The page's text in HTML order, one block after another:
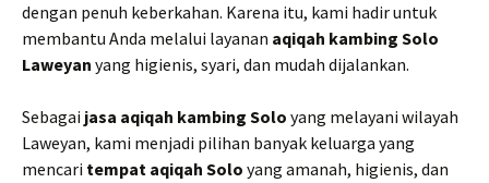
dengan penuh keberkahan. Karena itu, kami hadir untuk
membantu Anda melalui layanan aqiqah kambing Solo
Laweyan yang higienis, syari, dan mudah dijalankan.
Sebagai jasa aqiqah kambing Solo yang melayani wilayah
Laweyan, kami menjadi pilihan banyak keluarga yang
mencari tempat aqiqah Solo yang amanah, higienis, dan